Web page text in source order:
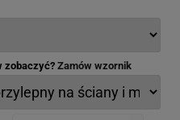
zobaczyć? Zamów wzornik